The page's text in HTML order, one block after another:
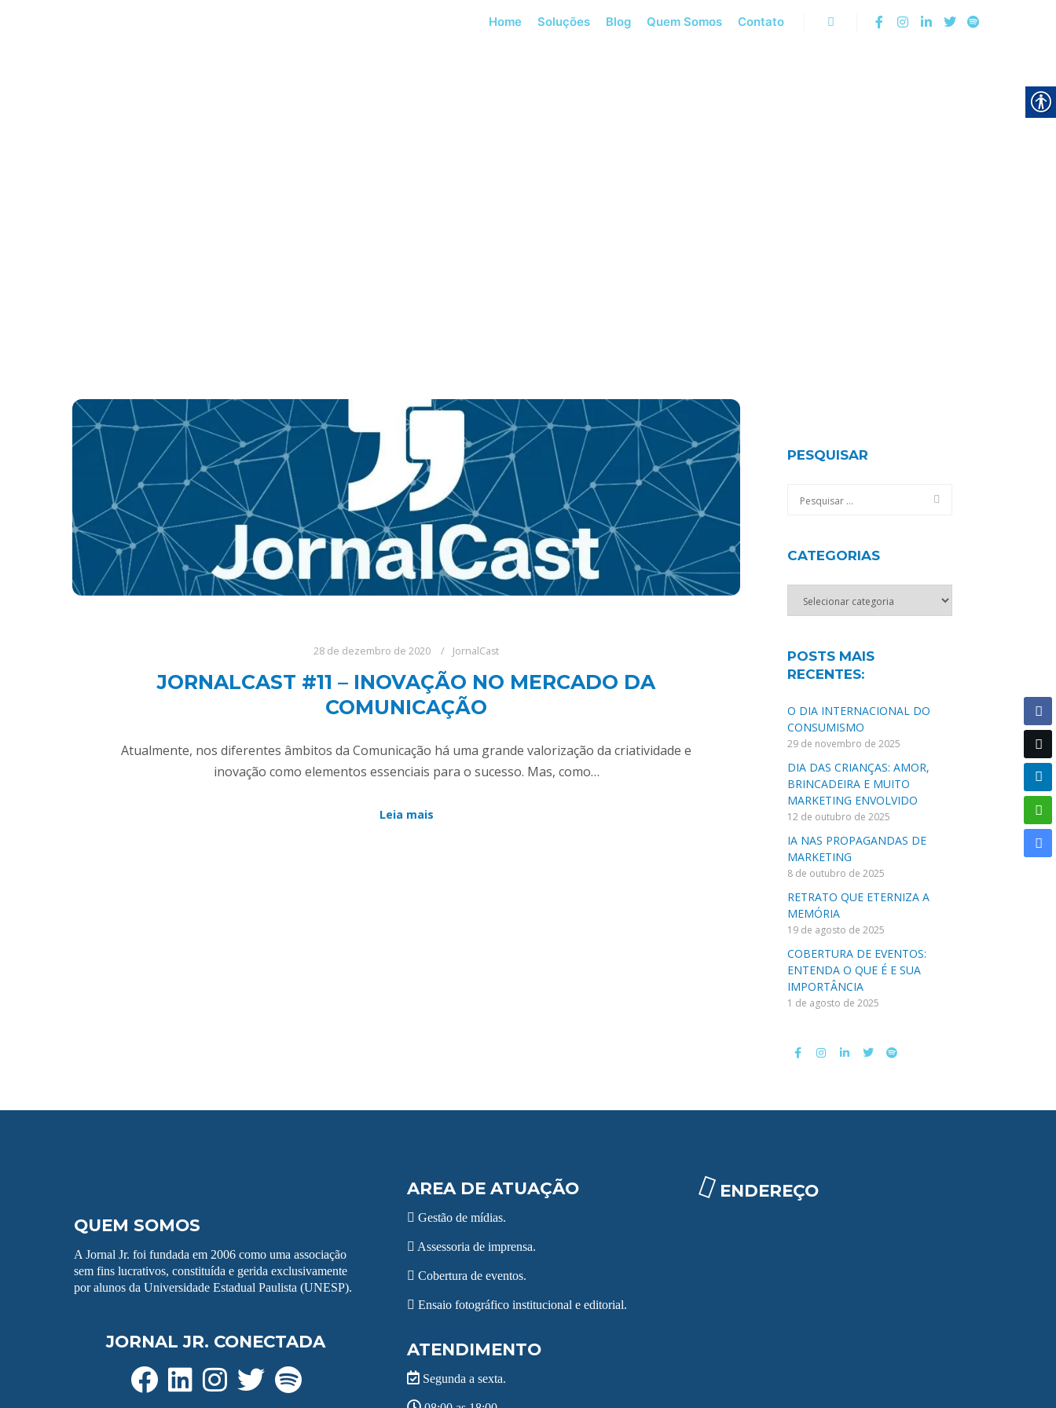
Home Soluções Blog Quem Somos Contato
28 de dezembro de 2020 JornalCast
JORNALCAST #11 – INOVAÇÃO NO MERCADO DA
COMUNICAÇÃO
Atualmente, nos diferentes âmbitos da Comunicação há uma grande valorização da criatividade e
inovação como elementos essenciais para o sucesso. Mas, como…
Leia mais
PESQUISAR
CATEGORIAS
POSTS MAIS
RECENTES:
O DIA INTERNACIONAL DO
CONSUMISMO
29 de novembro de 2025
DIA DAS CRIANÇAS: AMOR,
BRINCADEIRA E MUITO
MARKETING ENVOLVIDO
12 de outubro de 2025
IA NAS PROPAGANDAS DE
MARKETING
8 de outubro de 2025
RETRATO QUE ETERNIZA A
MEMÓRIA
19 de agosto de 2025
COBERTURA DE EVENTOS:
ENTENDA O QUE É E SUA
IMPORTÂNCIA
1 de agosto de 2025
QUEM SOMOS
A Jornal Jr. foi fundada em 2006 como uma associação
sem fins lucrativos, constituída e gerida exclusivamente
por alunos da Universidade Estadual Paulista (UNESP).
JORNAL JR. CONECTADA
AREA DE ATUAÇÃO
Gestão de mídias.
Assessoria de imprensa.
Cobertura de eventos.
Ensaio fotográfico institucional e editorial.
ATENDIMENTO
Segunda a sexta.
ENDEREÇO